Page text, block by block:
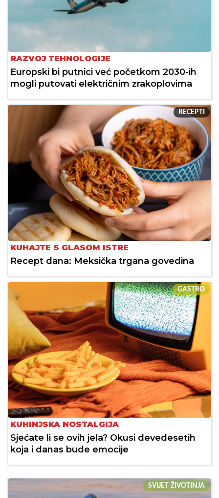
RAZVOJ TEHNOLOGIJE
Europski bi putnici već početkom 2030-ih
mogli putovati električnim zrakoplovima
RECEPTI
KUHAJTE S GLASOM ISTRE
Recept dana: Meksička trgana govedina
GASTRO
KUHINJSKA NOSTALGIJA
Sjećate li se ovih jela? Okusi devedesetih
koja i danas bude emocije
SVIJET ŽIVOTINJA